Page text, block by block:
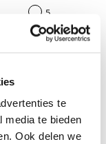
te
media te bieden
Ook delen we
5
10